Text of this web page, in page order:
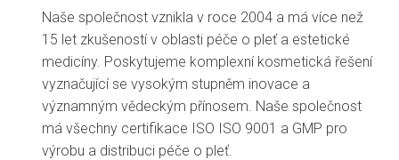
Naše společnost vznikla v roce 2004 a má více než
15 let zkušeností v oblasti péče o pleť a estetické
medicíny. Poskytujeme komplexní kosmetická řešení
vyznačující se vysokým stupněm inovace a
významným vědeckým přínosem. Naše společnost
má všechny certifikace ISO ISO 9001 a GMP pro
výrobu a distribuci péče o pleť.